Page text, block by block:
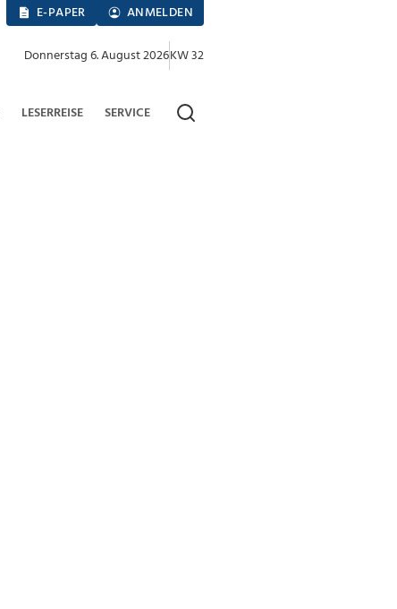
E-PAPER ANMELDEN
Donnerstag 6. August 2026KW 32
LESERREISE SERVICE